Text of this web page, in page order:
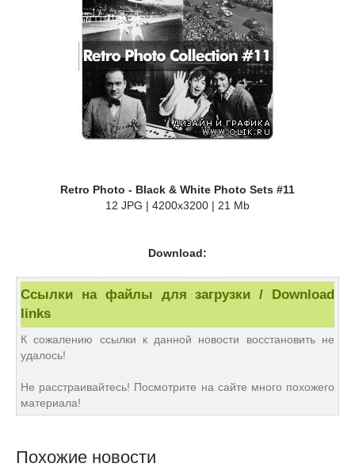
Retro Photo - Black & White Photo Sets #11
12 JPG | 4200x3200 | 21 Mb
Download:
Ссылки на файлы для загрузки / Download
links
К сожалению ссылки к данной новости восстановить не
удалось!
Не расстраивайтесь! Посмотрите на сайте много похожего
материала!
Похожие новости